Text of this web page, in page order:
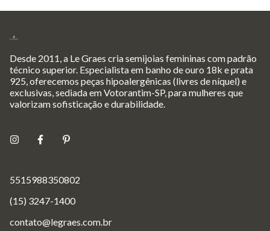
Desde 2011, a Le Graes cria semijoias femininas com padrão
técnico superior. Especialista em banho de ouro 18k e prata
925, oferecemos peças hipoalergênicas (livres de níquel) e
exclusivas, sediada em Votorantim-SP, para mulheres que
valorizam sofisticação e durabilidade.
5515988350802
(15) 3247-1400
contato@legraes.com.br